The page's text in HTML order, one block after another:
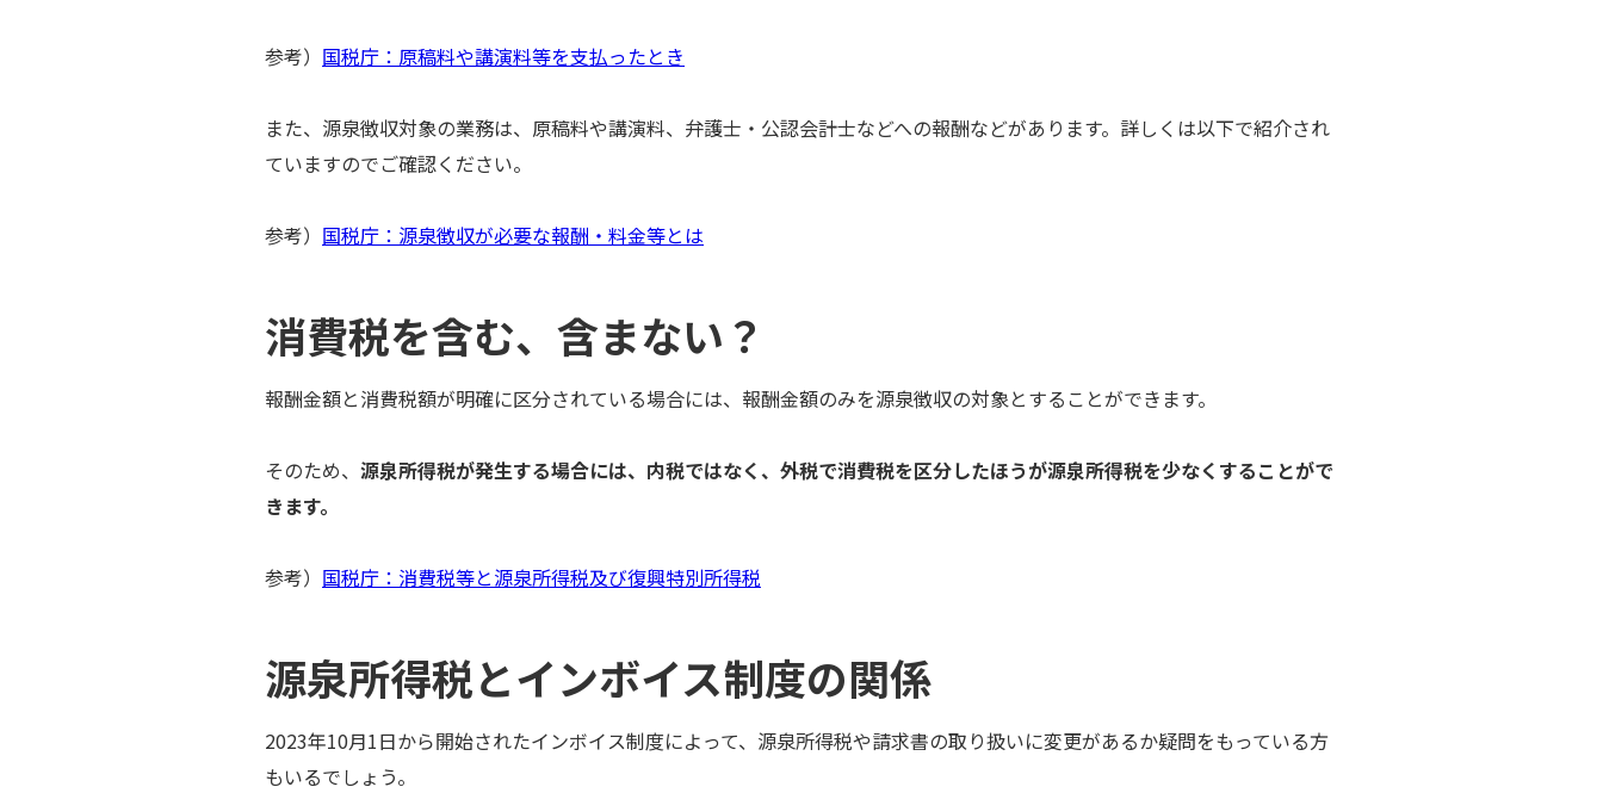
参考） 国税庁：原稿料や講演料等を支払ったとき
また、源泉徴収対象の業務は、原稿料や講演料、弁護士・公認会計士などへの報酬などがあります。詳しくは以下で紹介され
ていますのでご確認ください。
参考） 国税庁：源泉徴収が必要な報酬・料金等とは
消費税を含む、含まない？
報酬金額と消費税額が明確に区分されている場合には、報酬金額のみを源泉徴収の対象とすることができます。
そのため、 源泉所得税が発生する場合には、内税ではなく、外税で消費税を区分したほうが源泉所得税を少なくすることがで
きます。
参考） 国税庁：消費税等と源泉所得税及び復興特別所得税
源泉所得税とインボイス制度の関係
2023年10月1日から開始されたインボイス制度によって、源泉所得税や請求書の取り扱いに変更があるか疑問をもっている方
もいるでしょう。